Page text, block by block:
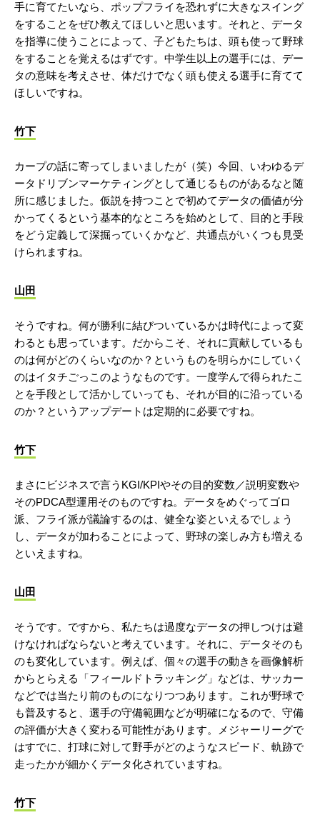
手に育てたいなら、ポップフライを恐れずに大きなスイング
をすることをぜひ教えてほしいと思います。それと、データ
を指導に使うことによって、子どもたちは、頭も使って野球
をすることを覚えるはずです。中学生以上の選手には、デー
タの意味を考えさせ、体だけでなく頭も使える選手に育てて
ほしいですね。
竹下
カープの話に寄ってしまいましたが（笑）今回、いわゆるデ
ータドリブンマーケティングとして通じるものがあるなと随
所に感じました。仮説を持つことで初めてデータの価値が分
かってくるという基本的なところを始めとして、目的と手段
をどう定義して深掘っていくかなど、共通点がいくつも見受
けられますね。
山田
そうですね。何が勝利に結びついているかは時代によって変
わるとも思っています。だからこそ、それに貢献しているも
のは何がどのくらいなのか？というものを明らかにしていく
のはイタチごっこのようなものです。一度学んで得られたこ
とを手段として活かしていっても、それが目的に沿っている
のか？というアップデートは定期的に必要ですね。
竹下
まさにビジネスで言うKGI/KPIやその目的変数／説明変数や
そのPDCA型運用そのものですね。データをめぐってゴロ
派、フライ派が議論するのは、健全な姿といえるでしょう
し、データが加わることによって、野球の楽しみ方も増える
といえますね。
山田
そうです。ですから、私たちは過度なデータの押しつけは避
けなければならないと考えています。それに、データそのも
のも変化しています。例えば、個々の選手の動きを画像解析
からとらえる「フィールドトラッキング」などは、サッカー
などでは当たり前のものになりつつあります。これが野球で
も普及すると、選手の守備範囲などが明確になるので、守備
の評価が大きく変わる可能性があります。メジャーリーグで
はすでに、打球に対して野手がどのようなスピード、軌跡で
走ったかが細かくデータ化されていますね。
竹下